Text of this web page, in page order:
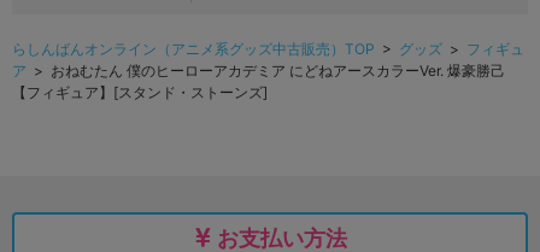
らしんばんオンライン（アニメ系グッズ中古販売）TOP > グッズ > フィギュ
ア > おねむたん 僕のヒーローアカデミア にどねアースカラーVer. 爆豪勝己
【フィギュア】[スタンド・ストーンズ]
お支払い方法